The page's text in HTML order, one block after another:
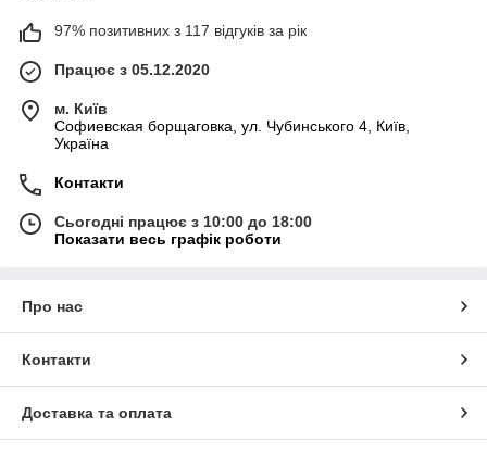
97% позитивних з 117 відгуків за рік
Працює з 05.12.2020
м. Київ
Софиевская борщаговка, ул. Чубинського 4, Київ,
Україна
Контакти
Сьогодні працює з 10:00 до 18:00
Показати весь графік роботи
Про нас
Контакти
Доставка та оплата